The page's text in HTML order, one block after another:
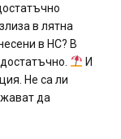
в лятна
в НС? В
И
Не са ли
да